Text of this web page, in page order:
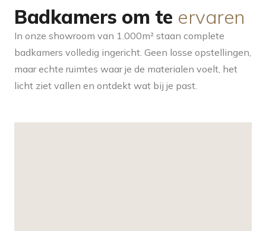
Badkamers om te ervaren
In onze showroom van 1.000m² staan complete
badkamers volledig ingericht. Geen losse opstellingen,
maar echte ruimtes waar je de materialen voelt, het
licht ziet vallen en ontdekt wat bij je past.